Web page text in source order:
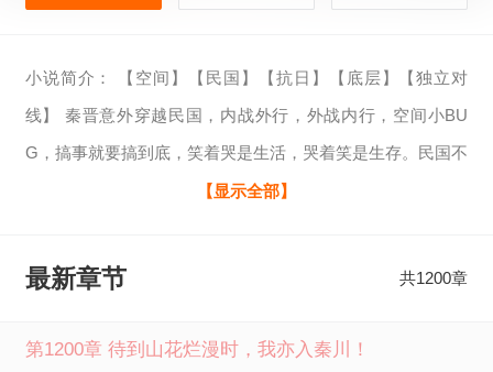
小说简介： 【空间】【民国】【抗日】【底层】【独立对
线】 秦晋意外穿越民国，内战外行，外战内行，空间小BU
G，搞事就要搞到底，笑着哭是生活，哭着笑是生存。民国不
风流，但是一定风骚！ 混民国，不借就抢全文免费阅读由笔
节，请分享给您的好友一起来笔下文学免费阅读。
【显示全部】
最新章节 共1200章
第1200章 待到山花烂漫时，我亦入秦川！